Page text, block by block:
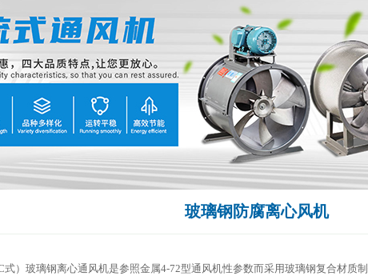
玻璃钢防腐离心风机
式）玻璃钢离心通风机是参照金属4-72型通风机性参数而采用玻璃钢复合材质